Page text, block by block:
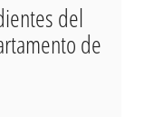
del
de